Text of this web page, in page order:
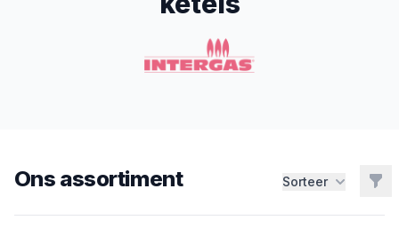
Ons assortiment Sorteer